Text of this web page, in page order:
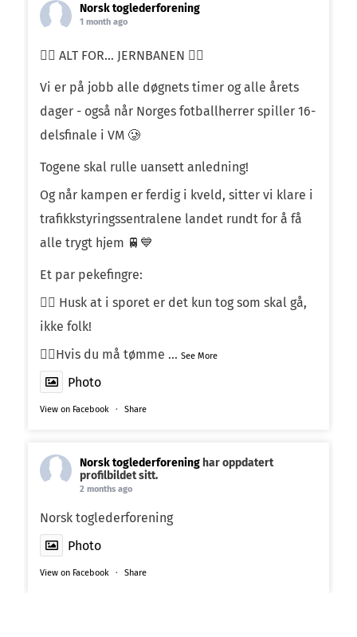
Norsk toglederforening
1 month ago
❤️‍🔥 ALT FOR… JERNBANEN ❤️‍🔥
Vi er på jobb alle døgnets timer og alle årets
dager - også når Norges fotballherrer spiller 16-
delsfinale i VM 🥲
Togene skal rulle uansett anledning!
Og når kampen er ferdig i kveld, sitter vi klare i
trafikkstyringssentralene landet rundt for å få
alle trygt hjem 🚆💙
Et par pekefingre:
☝🏼 Husk at i sporet er det kun tog som skal gå,
ikke folk!
☝🏼Hvis du må tømme ... See More
Photo
View on Facebook · Share
Norsk toglederforening har oppdatert
profilbildet sitt.
2 months ago
Norsk toglederforening
Photo
View on Facebook · Share